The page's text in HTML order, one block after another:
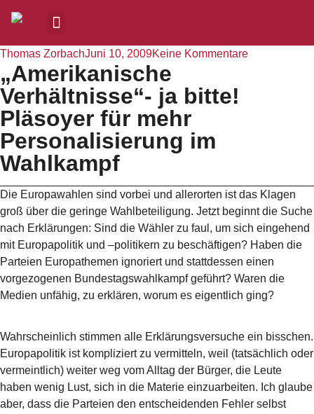
Thomas ZorbachJuni 10, 2009Keine Kommentare
„Amerikanische
Verhältnisse“- ja bitte!
Pläsoyer für mehr
Personalisierung im
Wahlkampf
Die Europawahlen sind vorbei und allerorten ist das Klagen
groß über die geringe Wahlbeteiligung. Jetzt beginnt die Suche
nach Erklärungen: Sind die Wähler zu faul, um sich eingehend
mit Europapolitik und –politikern zu beschäftigen? Haben die
Parteien Europathemen ignoriert und stattdessen einen
vorgezogenen Bundestagswahlkampf geführt? Waren die
Medien unfähig, zu erklären, worum es eigentlich ging?
Wahrscheinlich stimmen alle Erklärungsversuche ein bisschen.
Europapolitik ist kompliziert zu vermitteln, weil (tatsächlich oder
vermeintlich) weiter weg vom Alltag der Bürger, die Leute
haben wenig Lust, sich in die Materie einzuarbeiten. Ich glaube
aber, dass die Parteien den entscheidenden Fehler selbst